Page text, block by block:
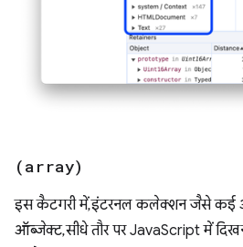
(array)
इस कैटगरी में, इंटरनल कलेक्शन जैसे कई
ऑब्जेक्ट, सीधे तौर पर JavaScript में